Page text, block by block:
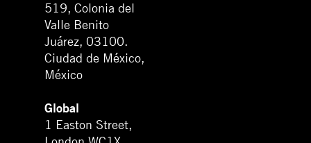
519, Colonia del
Valle Benito
Juárez, 03100.
Ciudad de México,
México
Global
1 Easton Street,